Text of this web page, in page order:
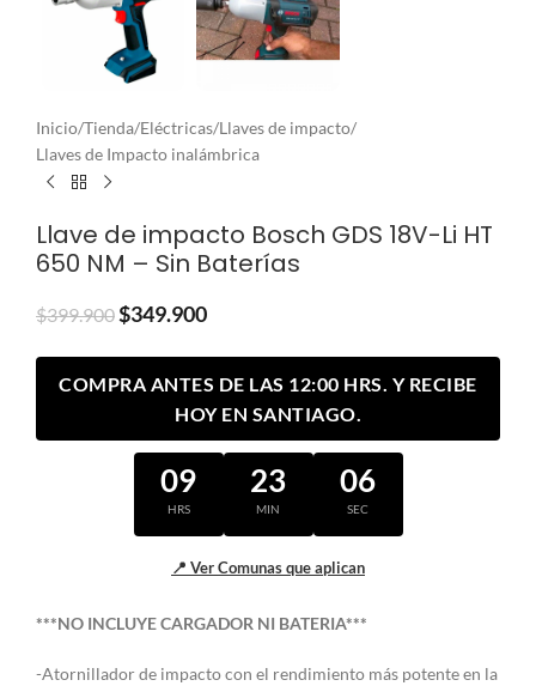
Inicio/Tienda/Eléctricas/Llaves de impacto/
Llaves de Impacto inalámbrica
Llave de impacto Bosch GDS 18V-Li HT
650 NM – Sin Baterías
$399.900$349.900
COMPRA ANTES DE LAS 12:00 HRS. Y RECIBE
HOY EN SANTIAGO.
09
HRS
23
MIN
05
SEC
📍 Ver Comunas que aplican
***NO INCLUYE CARGADOR NI BATERIA***
-Atornillador de impacto con el rendimiento más potente en la